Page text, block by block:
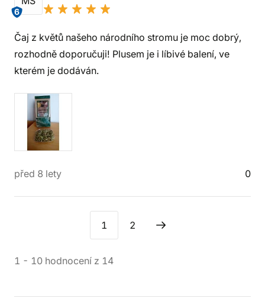
6
Čaj z květů našeho národního stromu je moc dobrý,
rozhodně doporučuji! Plusem je i líbivé balení, ve
kterém je dodáván.
před 8 lety 0
1 2
1 - 10 hodnocení z 14